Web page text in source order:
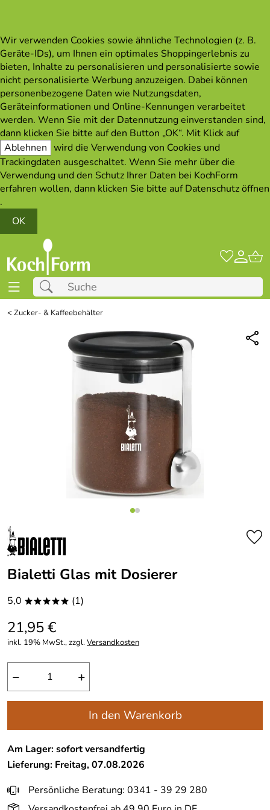
Wir verwenden Cookies sowie ähnliche Technologien (z. B.
Geräte-IDs), um Ihnen ein optimales Shoppingerlebnis zu
bieten, Inhalte zu personalisieren und personalisierte sowie
nicht personalisierte Werbung anzuzeigen. Dabei können
personenbezogene Daten wie Nutzungsdaten,
Geräteinformationen und Online-Kennungen verarbeitet
werden. Wenn Sie mit der Datennutzung einverstanden sind,
dann klicken Sie bitte auf den Button „OK“. Mit Klick auf
Ablehnen wird die Verwendung von Cookies und
Trackingdaten ausgeschaltet. Wenn Sie mehr über die
Verwendung und den Schutz Ihrer Daten bei KochForm
erfahren wollen, dann klicken Sie bitte aufDatenschutz öffnen
.
OK
<Zucker- & Kaffeebehälter
Bialetti Glas mit Dosierer
5,0 ***** (1)
21,95 €
inkl. 19% MwSt., zzgl.Versandkosten
− +
In den Warenkorb
Am Lager: sofort versandfertig
Lieferung: Freitag, 07.08.2026
Persönliche Beratung: 0341 - 39 29 280